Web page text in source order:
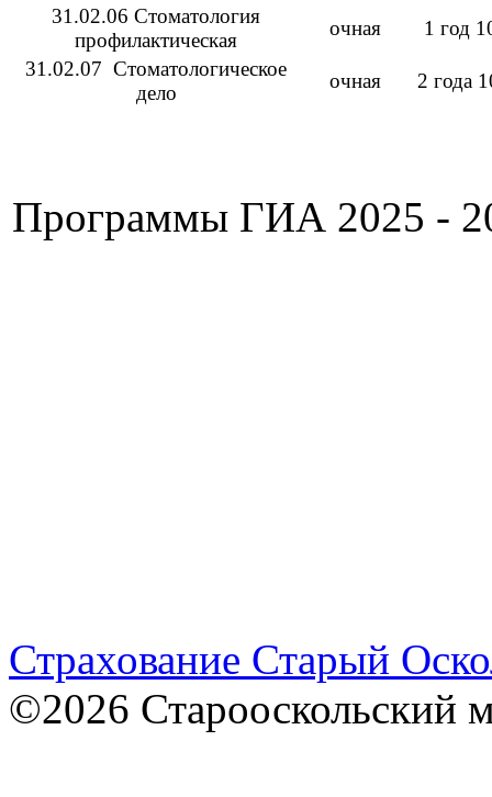
31.02.06 Стоматология
профилактическая
очная
1 год
31.02.07 Стоматологическое
дело
очная 2 года
Программы ГИА 2025 -
Страхование Старый
©2026 Старооскольский